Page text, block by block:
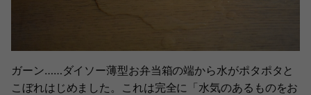
ガーン……ダイソー薄型お弁当箱の端から水がポタポタと
こぼれはじめました。これは完全に「水気のあるものをお